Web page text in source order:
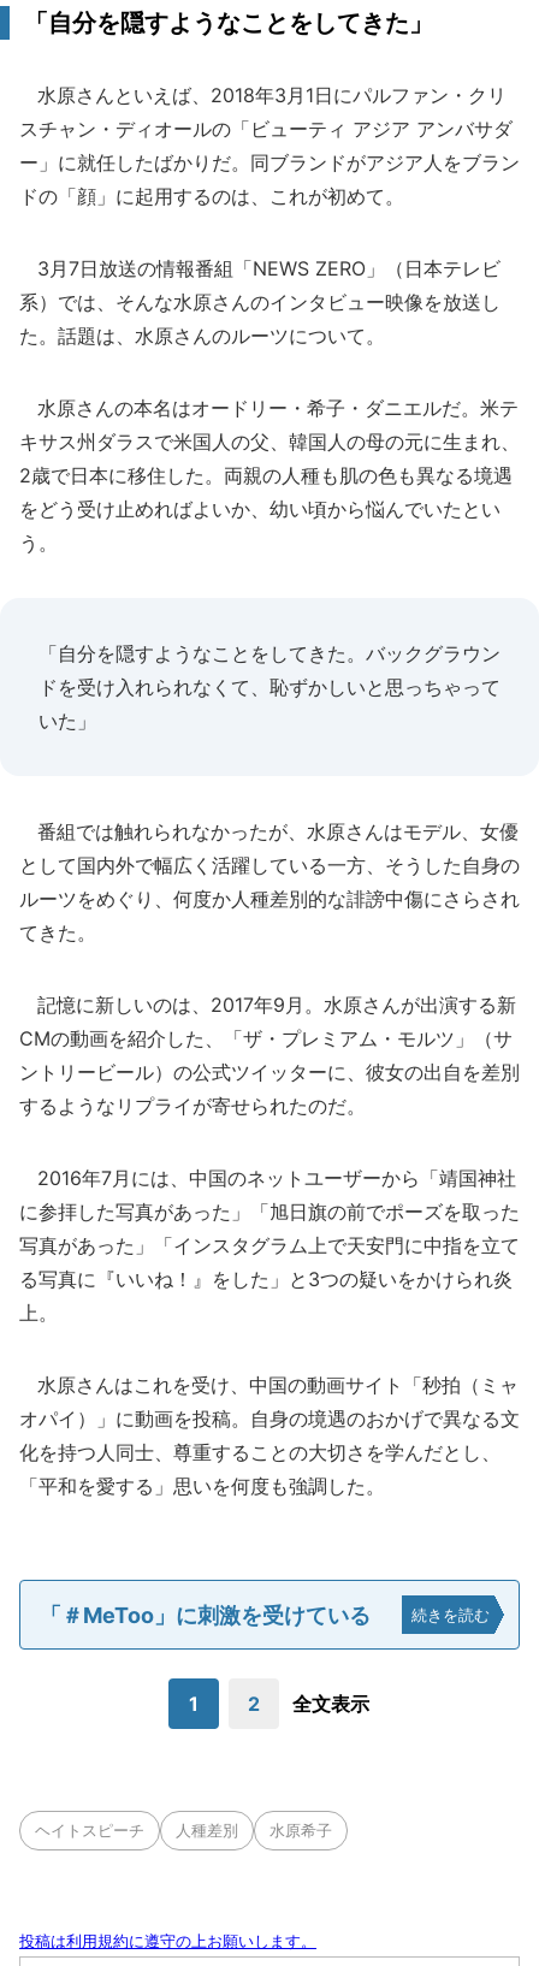
「自分を隠すようなことをしてきた」
水原さんといえば、2018年3月1日にパルファン・クリ
スチャン・ディオールの「ビューティ アジア アンバサダ
ー」に就任したばかりだ。同ブランドがアジア人をブラン
ドの「顔」に起用するのは、これが初めて。
3月7日放送の情報番組「NEWS ZERO」（日本テレビ
系）では、そんな水原さんのインタビュー映像を放送し
た。話題は、水原さんのルーツについて。
水原さんの本名はオードリー・希子・ダニエルだ。米テ
キサス州ダラスで米国人の父、韓国人の母の元に生まれ、
2歳で日本に移住した。両親の人種も肌の色も異なる境遇
をどう受け止めればよいか、幼い頃から悩んでいたとい
う。
「自分を隠すようなことをしてきた。バックグラウン
ドを受け入れられなくて、恥ずかしいと思っちゃって
いた」
番組では触れられなかったが、水原さんはモデル、女優
として国内外で幅広く活躍している一方、そうした自身の
ルーツをめぐり、何度か人種差別的な誹謗中傷にさらされ
てきた。
記憶に新しいのは、2017年9月。水原さんが出演する新
CMの動画を紹介した、「ザ・プレミアム・モルツ」（サ
ントリービール）の公式ツイッターに、彼女の出自を差別
するようなリプライが寄せられたのだ。
2016年7月には、中国のネットユーザーから「靖国神社
に参拝した写真があった」「旭日旗の前でポーズを取った
写真があった」「インスタグラム上で天安門に中指を立て
る写真に『いいね！』をした」と3つの疑いをかけられ炎
上。
水原さんはこれを受け、中国の動画サイト「秒拍（ミャ
オパイ）」に動画を投稿。自身の境遇のおかげで異なる文
化を持つ人同士、尊重することの大切さを学んだとし、
「平和を愛する」思いを何度も強調した。
「＃MeToo」に刺激を受けている 続きを読む
1 2 全文表示
ヘイトスピーチ 人種差別 水原希子